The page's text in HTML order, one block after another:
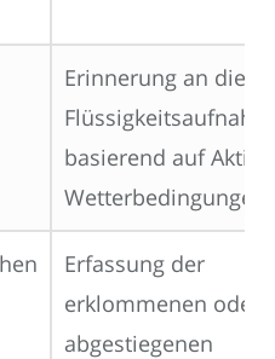
Erinnerung an die
basierend auf
Wetterbedingungen.
Erfassung der
erklommenen oder
abgestiegenen